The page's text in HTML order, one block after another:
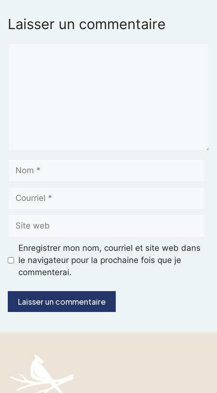
Laisser un commentaire
Enregistrer mon nom, courriel et site web dans
le navigateur pour la prochaine fois que je
commenterai.